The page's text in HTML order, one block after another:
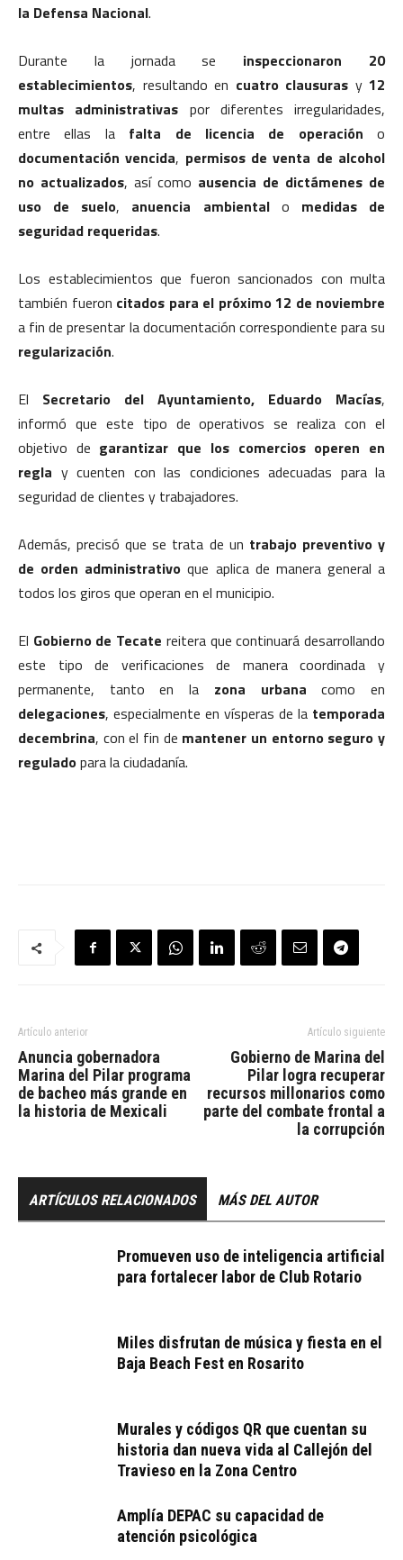
la Defensa Nacional.
Durante la jornada se inspeccionaron 20
establecimientos, resultando en cuatro clausuras y 12
multas administrativas por diferentes irregularidades,
entre ellas la falta de licencia de operación o
documentación vencida, permisos de venta de alcohol
no actualizados, así como ausencia de dictámenes de
uso de suelo, anuencia ambientalo medidas de
seguridad requeridas.
Los establecimientos que fueron sancionados con multa
también fueron citados para el próximo 12 de noviembre
a fin de presentar la documentación correspondiente para su
regularización.
El Secretario del Ayuntamiento, Eduardo Macías,
informó que este tipo de operativos se realiza con el
objetivo de garantizar que los comercios operen en
regla y cuenten con las condiciones adecuadas para la
seguridad de clientes y trabajadores.
Además, precisó que se trata de un trabajo preventivo y
de orden administrativo que aplica de manera general a
todos los giros que operan en el municipio.
El Gobierno de Tecate reitera que continuará desarrollando
este tipo de verificaciones de manera coordinada y
permanente, tanto en la zona urbana como en
delegaciones, especialmente en vísperas de la temporada
decembrina, con el fin de mantener un entorno seguro y
reguladopara la ciudadanía.
Artículo anterior
Anuncia gobernadora
Marina del Pilar programa
de bacheo más grande en
la historia de Mexicali
Artículo siguiente
Gobierno de Marina del
Pilar logra recuperar
recursos millonarios como
parte del combate frontal a
la corrupción
ARTÍCULOS RELACIONADOS MÁS DEL AUTOR
Promueven uso de inteligencia artificial
para fortalecer labor de Club Rotario
Miles disfrutan de música y fiesta en el
Baja Beach Fest en Rosarito
Murales y códigos QR que cuentan su
historia dan nueva vida al Callejón del
Travieso en la Zona Centro
Amplía DEPAC su capacidad de
atención psicológica